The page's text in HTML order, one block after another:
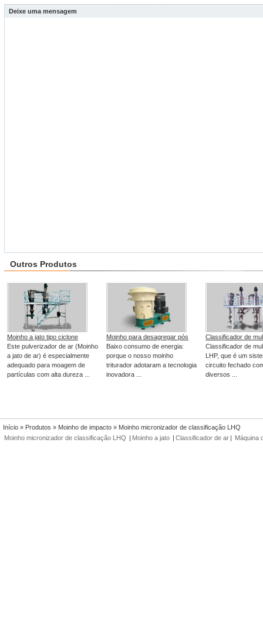
Deixe uma mensagem
Outros Produtos
Moinho a jato tipo ciclone
Este pulverizador de ar (Moinho
a jato de ar) é especialmente
adequado para moagem de
partículas com alta dureza ...
Moinho para desagregar pós
Baixo consumo de energia:
porque o nosso moinho
triturador adotaram a tecnologia
inovadora ...
Classificador de
Classificador de
LHP, que é um
circuito fechado
diversos ...
Início » Produtos » Moinho de impacto » Moinho micronizador de classificação LHQ
Moinho micronizador de classificação LHQ | Moinho a jato | Classificador de ar | Máquina